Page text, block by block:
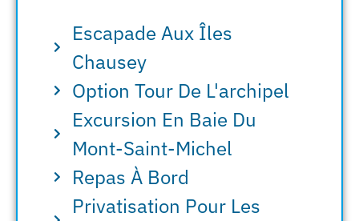
Escapade Aux Îles
Chausey
Option Tour De L'archipel
Excursion En Baie Du
Mont-Saint-Michel
Repas À Bord
Privatisation Pour Les